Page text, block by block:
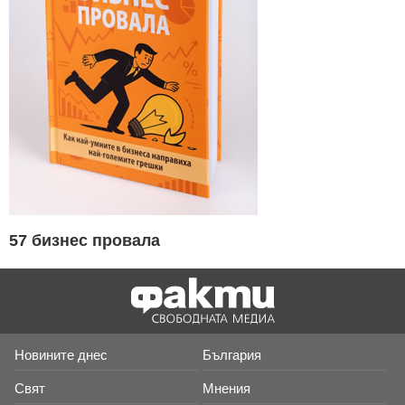
57 бизнес провала
Новините днес България
Свят Мнения